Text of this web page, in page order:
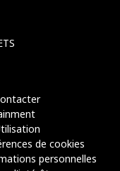
de cookies
personnelles